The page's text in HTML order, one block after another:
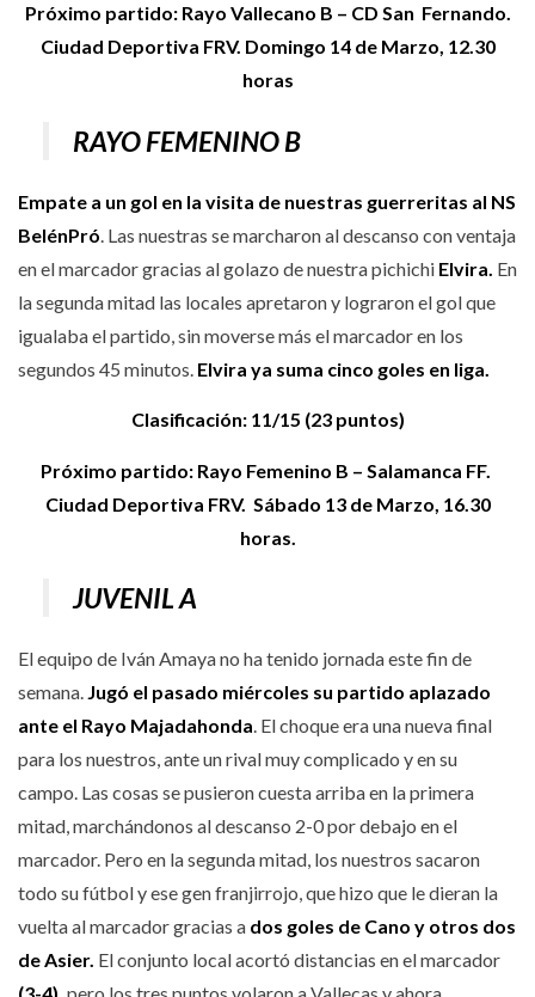
Próximo partido: Rayo Vallecano B – CD San Fernando.
Ciudad Deportiva FRV. Domingo 14 de Marzo, 12.30
horas
RAYO FEMENINO B
Empate a un gol en la visita de nuestras guerreritas al NS
BelénPró. Las nuestras se marcharon al descanso con ventaja
en el marcador gracias al golazo de nuestra pichichi Elvira. En
la segunda mitad las locales apretaron y lograron el gol que
igualaba el partido, sin moverse más el marcador en los
segundos 45 minutos. Elvira ya suma cinco goles en liga.
Clasificación: 11/15 (23 puntos)
Próximo partido: Rayo Femenino B – Salamanca FF.
Ciudad Deportiva FRV. Sábado 13 de Marzo, 16.30
horas.
JUVENIL A
El equipo de Iván Amaya no ha tenido jornada este fin de
semana. Jugó el pasado miércoles su partido aplazado
ante el Rayo Majadahonda. El choque era una nueva final
para los nuestros, ante un rival muy complicado y en su
campo. Las cosas se pusieron cuesta arriba en la primera
mitad, marchándonos al descanso 2-0 por debajo en el
marcador. Pero en la segunda mitad, los nuestros sacaron
todo su fútbol y ese gen franjirrojo, que hizo que le dieran la
vuelta al marcador gracias a dos goles de Cano y otros dos
de Asier. El conjunto local acortó distancias en el marcador